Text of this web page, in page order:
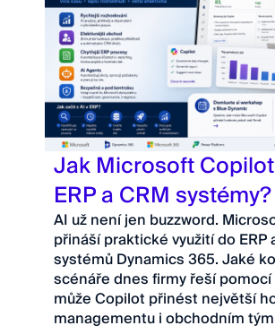
Jak Microsoft
ERP a CRM systémy?
AI už není jen buzzword.
přináší praktické využití do ERP
systémů Dynamics 365. Jaké
scénáře dnes firmy řeší pomocí
může Copilot přinést největší
managementu i obchodním